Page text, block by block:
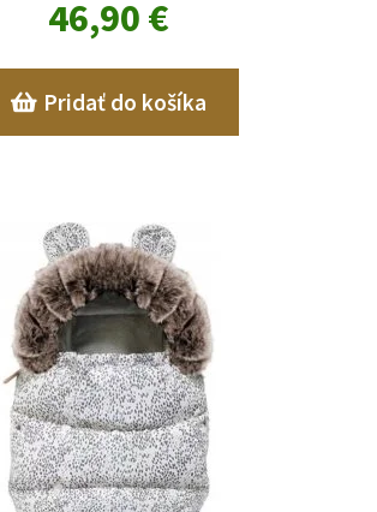
46,90 €
Pridať do košíka